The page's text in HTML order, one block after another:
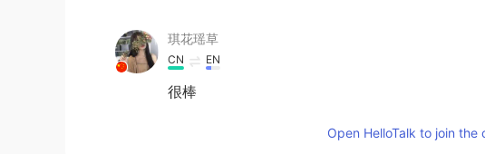
琪花瑶草
CN EN
很棒
Open HelloTalk to join the